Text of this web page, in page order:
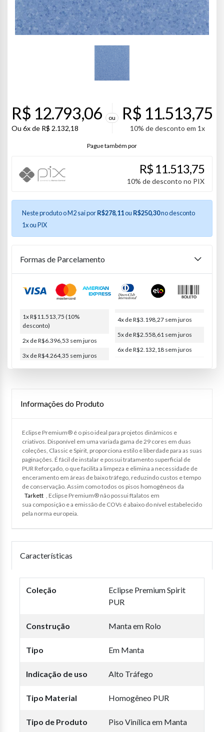
R$ 12.793,06
Ou 6x de R$ 2.132,18
ou R$ 11.513,75
10% de desconto em 1x
R$ 11.513,75
10% de desconto no PIX
Neste produto o M2 sai porR$278,11ou R$250,30no desconto
1x ou PIX
Formas de Parcelamento
1x R$11.513,75 (10%
desconto)
2x de R$6.396,53 sem juros
3x de R$4.264,35 sem juros
4x de R$3.198,27 sem juros
5x de R$2.558,61 sem juros
6x de R$2.132,18 sem juros
Informações do Produto
Eclipse Premium® é o piso ideal para projetos dinâmicos e
criativos. Disponível em uma variada gama de 29 cores em duas
coleções, Classic e Spirit, proporciona estilo e liberdade para as suas
paginações. É fácil de instalar e possui tratamento superficial de
PUR Reforçado, o que facilita a limpeza e elimina a necessidade de
enceramento em áreas de baixo tráfego, reduzindo custos e tempo
de conservação. Assim como todos os pisos homogêneos da
Tarkett
, Eclipse Premium® não possui ftalatos em
sua composição e a emissão de COVs é abaixo do nível estabelecido
pela norma europeia.
Características
Coleção
Eclipse Premium Spirit
PUR
Construção Manta em Rolo
Tipo Em Manta
Indicação de uso Alto Tráfego
Tipo Material Homogêneo PUR
Tipo de Produto Piso Vinílica em Manta